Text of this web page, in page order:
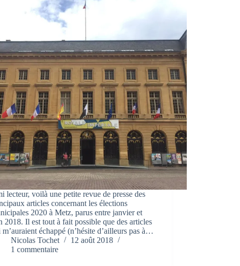
lecteur, voilà une petite revue de presse des
articles concernant les élections
2020 à Metz, parus entre janvier et
2018. Il est tout à fait possible que des articles
m’auraient échappé (n’hésite d’ailleurs pas à…
Nicolas Tochet
12 août 2018
1 commentaire